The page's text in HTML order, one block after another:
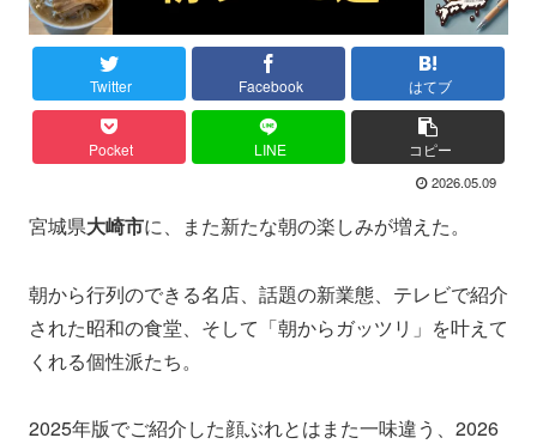
Twitter Facebook はてブ
Pocket LINE コピー
2026.05.09
宮城県大崎市に、また新たな朝の楽しみが増えた。
朝から行列のできる名店、話題の新業態、テレビで紹介
された昭和の食堂、そして「朝からガッツリ」を叶えて
くれる個性派たち。
2025年版でご紹介した顔ぶれとはまた一味違う、2026